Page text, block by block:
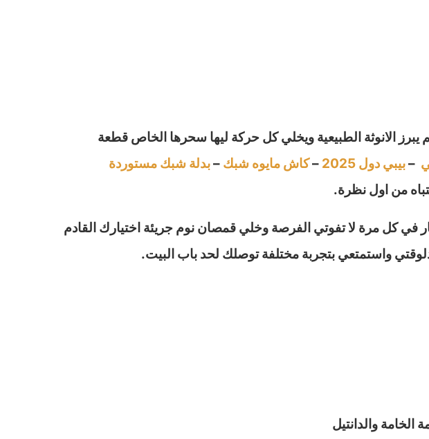
الانوثة الطبيعية ويخلي كل حركة ليها سحرها الخاص قطعة
–بيبي دول 2025 –كاش مايوه شبك –بدلة شبك مستوردة
من اول نظرة.
كل مرة لا تفوتي الفرصة وخلي قمصان نوم جريئة اختيارك القادم
واستمتعي بتجربة مختلفة توصلك لحد باب البيت.
والدانتيل